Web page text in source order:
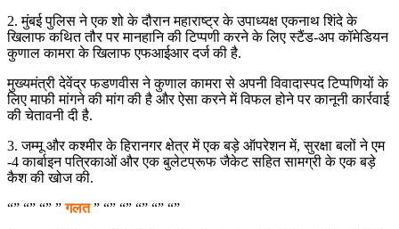
2. मुंबई पुलिस ने एक शो के दौरान महाराष्ट्र के उपाध्यक्ष एकनाथ शिंदे के
खिलाफ कथित तौर पर मानहानि की टिप्पणी करने के लिए स्टैंड-अप कॉमेडियन
कुणाल कामरा के खिलाफ एफआईआर दर्ज की है.
मुख्यमंत्री देवेंद्र फडणवीस ने कुणाल कामरा से अपनी विवादास्पद टिप्पणियों के
लिए माफी मांगने की मांग की है और ऐसा करने में विफल होने पर कानूनी कार्रवाई
की चेतावनी दी है.
3. जम्मू और कश्मीर के हिरानगर क्षेत्र में एक बड़े ऑपरेशन में, सुरक्षा बलों ने एम
-4 कार्बाइन पत्रिकाओं और एक बुलेटप्रूफ जैकेट सहित सामग्री के एक बड़े
कैश की खोज की.
“” “” “” ”गलत” “” “” “” “” “”